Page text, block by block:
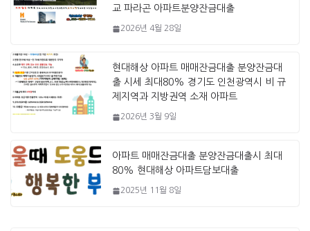
교 파라곤 아파트분양잔금대출
2026년 4월 28일
현대해상 아파트 매매잔금대출 분양잔금대
출 시세 최대80% 경기도 인천광역시 비 규
제지역과 지방권역 소재 아파트
2026년 3월 9일
아파트 매매잔금대출 분양잔금대출시 최대
80% 현대해상 아파트담보대출
2025년 11월 8일